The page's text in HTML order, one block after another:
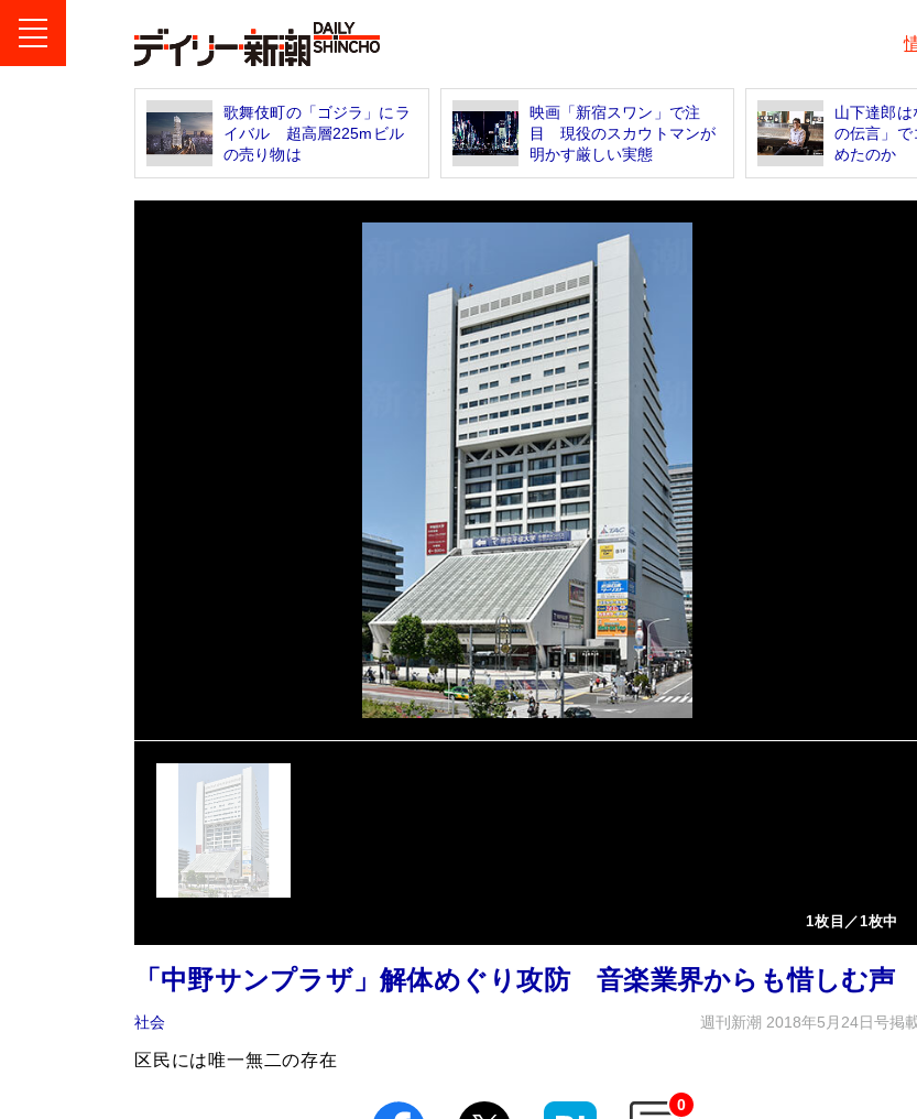
歌舞伎町の「ゴジラ」にラ
イバル 超高層225mビル
の売り物は
映画「新宿スワン」で注
目 現役のスカウトマンが
明かす厳しい実態
山下達郎は
の伝言」で
めたのか
1枚目／1枚中
「中野サンプラザ」解体めぐり攻防 音楽業界からも惜しむ声
社会 週刊新潮 2018年5月24日号掲
区民には唯一無二の存在
0